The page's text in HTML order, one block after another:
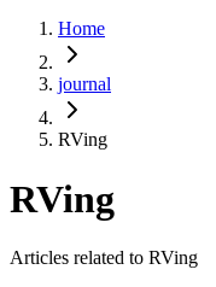
Home
journal
RVing
RVing
Articles related to RVing